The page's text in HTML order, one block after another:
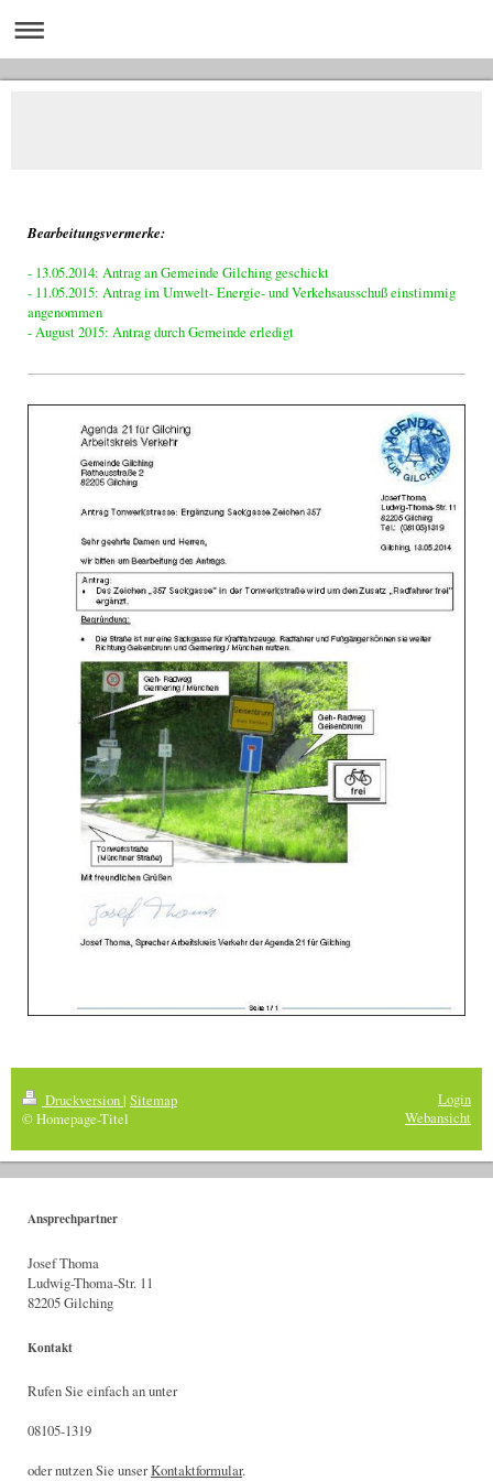
Bearbeitungsvermerke:
- 13.05.2014: Antrag an Gemeinde Gilching geschickt
- 11.05.2015: Antrag im Umwelt- Energie- und Verkehsausschuß einstimmig
angenommen
- August 2015: Antrag durch Gemeinde erledigt
Druckversion| Sitemap
© Homepage-Titel
Login
Webansicht
Ansprechpartner
Josef Thoma
Ludwig-Thoma-Str. 11
82205 Gilching
Kontakt
Rufen Sie einfach an unter
08105-1319
oder nutzen Sie unserKontaktformular.